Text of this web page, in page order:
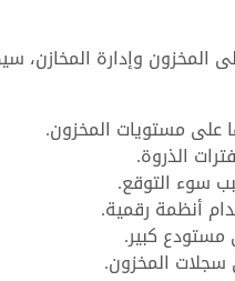
المخزون وإدارة
على مستويات المخزون.
الذروة.
سوء التوقع.
أنظمة رقمية.
كبير.
سجلات المخزون.